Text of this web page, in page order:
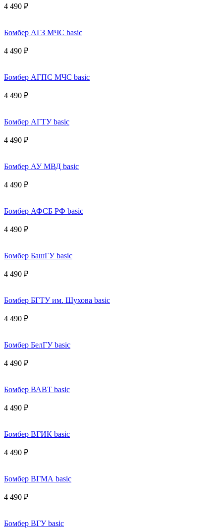
4 490 ₽
Бомбер АГЗ МЧС basic
4 490 ₽
Бомбер АГПС МЧС basic
4 490 ₽
Бомбер АГТУ basic
4 490 ₽
Бомбер АУ МВД basic
4 490 ₽
Бомбер АФСБ РФ basic
4 490 ₽
Бомбер БашГУ basic
4 490 ₽
Бомбер БГТУ им. Шухова basic
4 490 ₽
Бомбер БелГУ basic
4 490 ₽
Бомбер ВАВТ basic
4 490 ₽
Бомбер ВГИК basic
4 490 ₽
Бомбер ВГМА basic
4 490 ₽
Бомбер ВГУ basic